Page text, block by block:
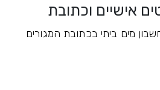
אישיים וכתובת
מים ביתי בכתובת המגורים